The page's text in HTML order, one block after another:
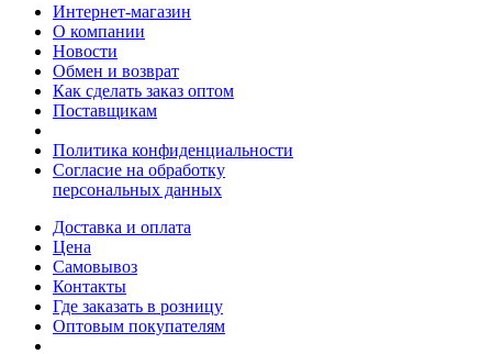
Интернет-магазин
О компании
Новости
Обмен и возврат
Как сделать заказ оптом
Поставщикам
Политика конфиденциальности
Согласие на обработку
персональных данных
Доставка и оплата
Цена
Самовывоз
Контакты
Где заказать в розницу
Оптовым покупателям